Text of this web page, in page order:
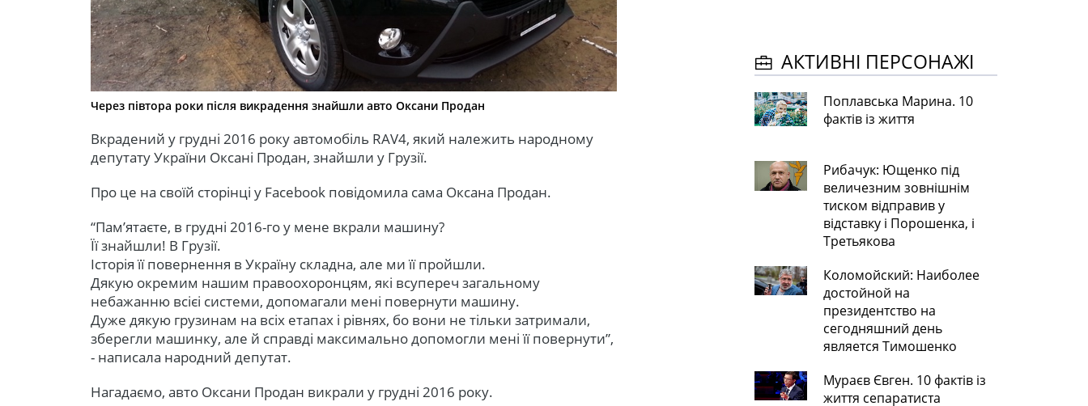
Через півтора роки після викрадення знайшли авто Оксани Продан
Вкрадений у грудні 2016 року автомобіль RAV4, який належить народному
депутату України Оксані Продан, знайшли у Грузії.
Про це на своїй сторінці у Facebook повідомила сама Оксана Продан.
“Пам’ятаєте, в грудні 2016-го у мене вкрали машину?
Її знайшли! В Грузії.
Історія її повернення в Україну складна, але ми її пройшли.
Дякую окремим нашим правоохоронцям, які всупереч загальному
небажанню всієі системи, допомагали мені повернути машину.
Дуже дякую грузинам на всіх етапах і рівнях, бо вони не тільки затримали,
зберегли машинку, але й справді максимально допомогли мені її повернути”,
- написала народний депутат.
Нагадаємо, авто Оксани Продан викрали у грудні 2016 року.
АКТИВНІ ПЕРСОНАЖІ
Поплавська Марина. 10
фактів із життя
Рибачук: Ющенко під
величезним зовнішнім
тиском відправив у
відставку і Порошенка, і
Третьякова
Коломойский: Наиболее
достойной на
президентство на
сегодняшний день
является Тимошенко
Мураєв Євген. 10 фактів із
життя сепаратиста